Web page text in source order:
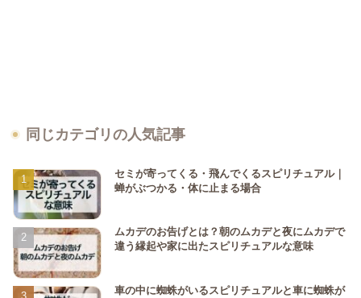
同じカテゴリの人気記事
セミが寄ってくる・飛んでくるスピリチュアル｜
蝉がぶつかる・体に止まる場合
ムカデのお告げとは？朝のムカデと夜にムカデで
違う縁起や家に出たスピリチュアルな意味
車の中に蜘蛛がいるスピリチュアルと車に蜘蛛が